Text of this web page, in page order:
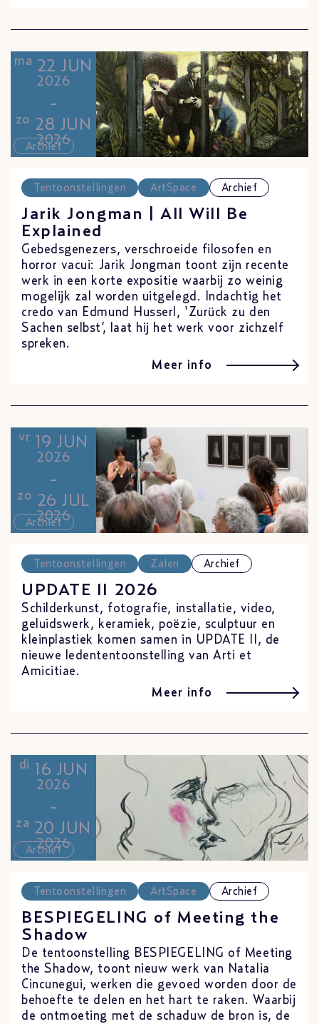
ma 22 JUN
2026
-
zo 28 JUN
2026
Archief
Tentoonstellingen ArtSpace Archief
Jarik Jongman | All Will Be
Explained
Gebedsgenezers, verschroeide filosofen en
horror vacui: Jarik Jongman toont zijn recente
werk in een korte expositie waarbij zo weinig
mogelijk zal worden uitgelegd. Indachtig het
credo van Edmund Husserl, ‘Zurück zu den
Sachen selbst’, laat hij het werk voor zichzelf
spreken.
Meer info
vr 19 JUN
2026
-
zo 26 JUL
2026
Archief
Tentoonstellingen Zalen Archief
UPDATE II 2026
Schilderkunst, fotografie, installatie, video,
geluidswerk, keramiek, poëzie, sculptuur en
kleinplastiek komen samen in UPDATE II, de
nieuwe ledententoonstelling van Arti et
Amicitiae.
Meer info
di 16 JUN
2026
-
za 20 JUN
2026
Archief
Tentoonstellingen ArtSpace Archief
BESPIEGELING of Meeting the
Shadow
De tentoonstelling BESPIEGELING of Meeting
the Shadow, toont nieuw werk van Natalia
Cincunegui, werken die gevoed worden door de
behoefte te delen en het hart te raken. Waarbij
de ontmoeting met de schaduw de bron is, de